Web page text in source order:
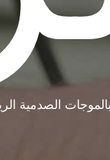
الصدمية